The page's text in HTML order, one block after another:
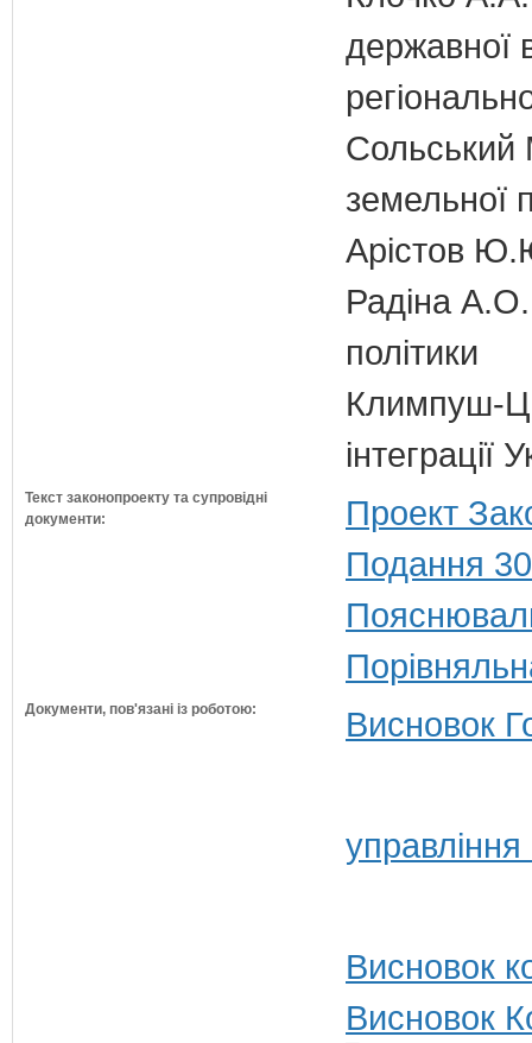
державної
Сольський
земельної
Арістов
Радіна А.О.
політики
Климпуш-
Текст законопроекту та супровідні
документи:
Проект
Подання
Документи, пов'язані із роботою: Висновок
Висновок
Висновок